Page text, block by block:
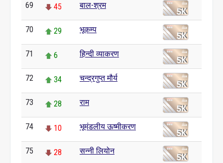
69 45 बाल-श्रम
70 29 भूकम्प
71 6 हिन्दी व्याकरण
72 34 चन्द्रगुप्त मौर्य
73 28 राम
74 10 भूमंडलीय ऊष्मीकरण
75 28 सन्नी लियोन